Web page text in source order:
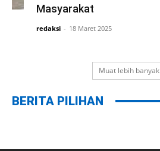
Masyarakat
redaksi - 18 Maret 2025
Muat lebih banyak
BERITA PILIHAN